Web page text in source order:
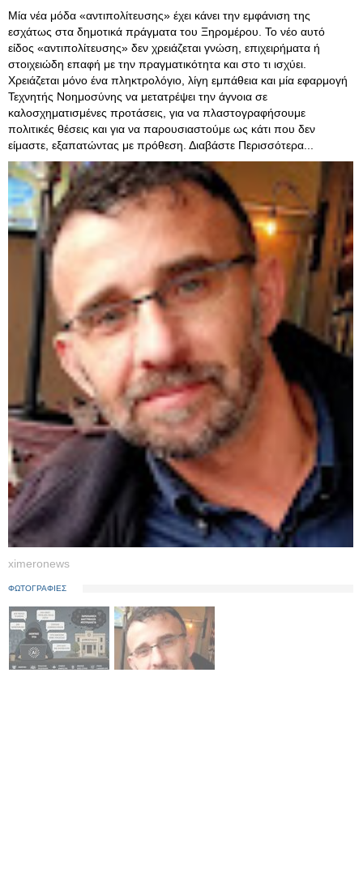
Μία νέα μόδα «αντιπολίτευσης» έχει κάνει την εμφάνιση της
εσχάτως στα δημοτικά πράγματα του Ξηρομέρου. Το νέο αυτό
είδος «αντιπολίτευσης» δεν χρειάζεται γνώση, επιχειρήματα ή
στοιχειώδη επαφή με την πραγματικότητα και στο τι ισχύει.
Χρειάζεται μόνο ένα πληκτρολόγιο, λίγη εμπάθεια και μία εφαρμογή
Τεχνητής Νοημοσύνης να μετατρέψει την άγνοια σε
καλοσχηματισμένες προτάσεις, για να πλαστογραφήσουμε
πολιτικές θέσεις και για να παρουσιαστούμε ως κάτι που δεν
είμαστε, εξαπατώντας με πρόθεση. Διαβάστε Περισσότερα...
ximeronews
ΦΩΤΟΓΡΑΦΙΕΣ